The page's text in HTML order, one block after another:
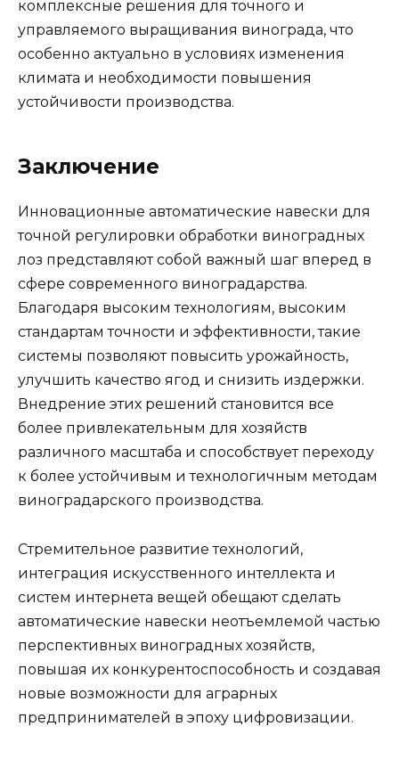
комплексные решения для точного и
управляемого выращивания винограда, что
особенно актуально в условиях изменения
климата и необходимости повышения
устойчивости производства.
Заключение
Инновационные автоматические навески для
точной регулировки обработки виноградных
лоз представляют собой важный шаг вперед в
сфере современного виноградарства.
Благодаря высоким технологиям, высоким
стандартам точности и эффективности, такие
системы позволяют повысить урожайность,
улучшить качество ягод и снизить издержки.
Внедрение этих решений становится все
более привлекательным для хозяйств
различного масштаба и способствует переходу
к более устойчивым и технологичным методам
виноградарского производства.
Стремительное развитие технологий,
интеграция искусственного интеллекта и
систем интернета вещей обещают сделать
автоматические навески неотъемлемой частью
перспективных виноградных хозяйств,
повышая их конкурентоспособность и создавая
новые возможности для аграрных
предпринимателей в эпоху цифровизации.